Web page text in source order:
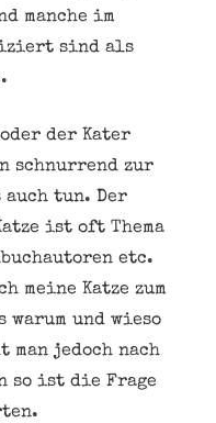
manche im
sind als
der Kater
schnurrend zur
tun. Der
ist oft Thema
etc.
meine Katze zum
warum und wieso
jedoch nach
so ist die Frage